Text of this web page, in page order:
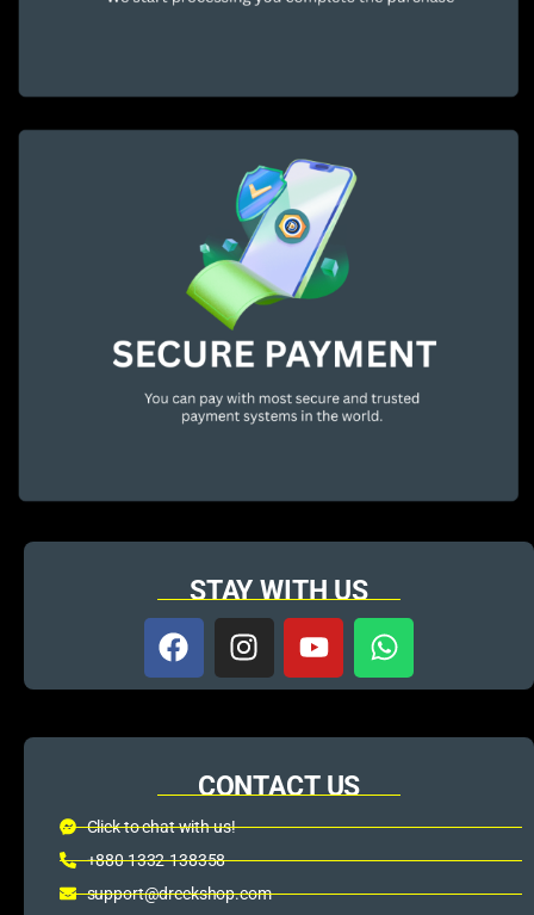
STAY WITH US
CONTACT US
Click to chat with us!
+880 1332-138358
support@dreckshop.com